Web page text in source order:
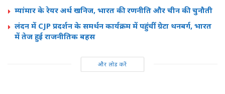
म्यांमार के रेयर अर्थ खनिज, भारत की रणनीति और चीन की चुनौती
लंदन में CJP प्रदर्शन के समर्थन कार्यक्रम में पहुंचीं ग्रेटा थनबर्ग, भारत
में तेज हुई राजनीतिक बहस
और लोड करें